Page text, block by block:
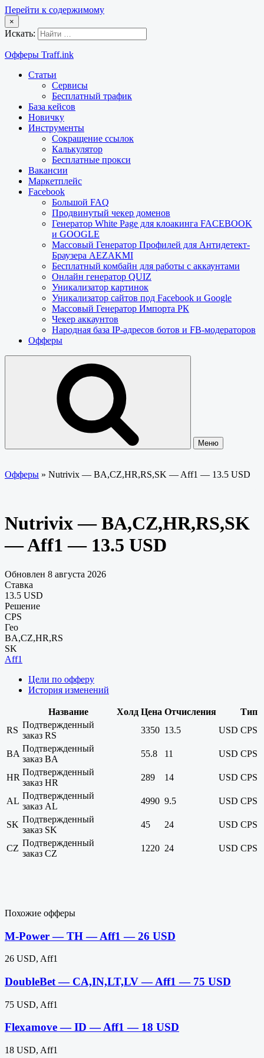
Перейти к содержимому
×
Искать:
Офферы Traff.ink
Статьи
Сервисы
Бесплатный трафик
База кейсов
Новичку
Инструменты
Сокращение ссылок
Калькулятор
Бесплатные прокси
Вакансии
Маркетплейс
Facebook
Большой FAQ
Продвинутый чекер доменов
Генератор White Page для клоакинга FACEBOOK
и GOOGLE
Массовый Генератор Профилей для Антидетект-
Браузера AEZAKMI
Бесплатный комбайн для работы с аккаунтами
Онлайн генератор QUIZ
Уникализатор картинок
Уникализатор сайтов под Facebook и Google
Массовый Генератор Импорта РК
Чекер аккаунтов
Народная база IP-адресов ботов и FB-модераторов
Офферы
Меню
Офферы » Nutrivix — BA,CZ,HR,RS,SK — Aff1 — 13.5 USD
Nutrivix — BA,CZ,HR,RS,SK
— Aff1 — 13.5 USD
Обновлен 8 августа 2026
Ставка
13.5 USD
Решение
CPS
Гео
BA,CZ,HR,RS
SK
Aff1
Цели по офферу
История изменений
Название Холд Цена Отчисления
Тип
RS
Подтвержденный
заказ RS
3350 13.5 USD CPS
BA
Подтвержденный
заказ BA
55.8 11 USD CPS
HR
Подтвержденный
заказ HR
289 14 USD CPS
AL
Подтвержденный
заказ AL
4990 9.5 USD CPS
SK
Подтвержденный
заказ SK
45 24 USD CPS
CZ
Подтвержденный
заказ CZ
1220 24 USD CPS
Похожие офферы
M-Power — TH — Aff1 — 26 USD
26 USD, Aff1
DoubleBet — CA,IN,LT,LV — Aff1 — 75 USD
75 USD, Aff1
Flexamove — ID — Aff1 — 18 USD
18 USD, Aff1